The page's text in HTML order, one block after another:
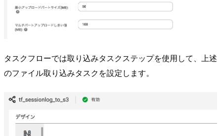
タスクフローでは取り込みタスクステップを使用して、上述
のファイル取り込みタスクを設定します。